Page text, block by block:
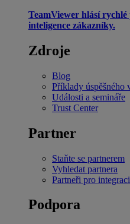
TeamViewer hlásí
inteligence zákazníky.
Zdroje
Blog
Příklady úspěšného
Události a semináře
Trust Center
Partner
Staňte se partnerem
Vyhledat partnera
Partneři pro integraci
Podpora